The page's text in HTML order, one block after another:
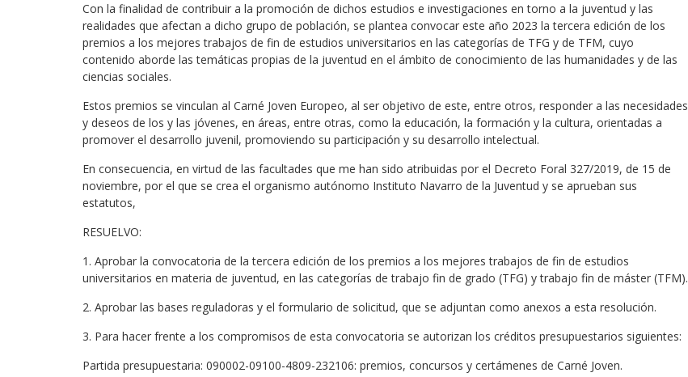
Con la finalidad de contribuir a la promoción de dichos estudios e investigaciones en torno a la juventud y las
realidades que afectan a dicho grupo de población, se plantea convocar este año 2023 la tercera edición de los
premios a los mejores trabajos de fin de estudios universitarios en las categorías de TFG y de TFM, cuyo
contenido aborde las temáticas propias de la juventud en el ámbito de conocimiento de las humanidades y de las
ciencias sociales.
Estos premios se vinculan al Carné Joven Europeo, al ser objetivo de este, entre otros, responder a las necesidades
y deseos de los y las jóvenes, en áreas, entre otras, como la educación, la formación y la cultura, orientadas a
promover el desarrollo juvenil, promoviendo su participación y su desarrollo intelectual.
En consecuencia, en virtud de las facultades que me han sido atribuidas por el Decreto Foral 327/2019, de 15 de
noviembre, por el que se crea el organismo autónomo Instituto Navarro de la Juventud y se aprueban sus
estatutos,
RESUELVO:
1. Aprobar la convocatoria de la tercera edición de los premios a los mejores trabajos de fin de estudios
universitarios en materia de juventud, en las categorías de trabajo fin de grado (TFG) y trabajo fin de máster (TFM).
2. Aprobar las bases reguladoras y el formulario de solicitud, que se adjuntan como anexos a esta resolución.
3. Para hacer frente a los compromisos de esta convocatoria se autorizan los créditos presupuestarios siguientes:
Partida presupuestaria: 090002-09100-4809-232106: premios, concursos y certámenes de Carné Joven.